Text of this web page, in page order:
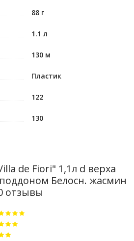
88 г
1.1 л
130 м
Пластик
122
130
de Fiori" 1,1л d верха
Белосн. жасмин
отзывы